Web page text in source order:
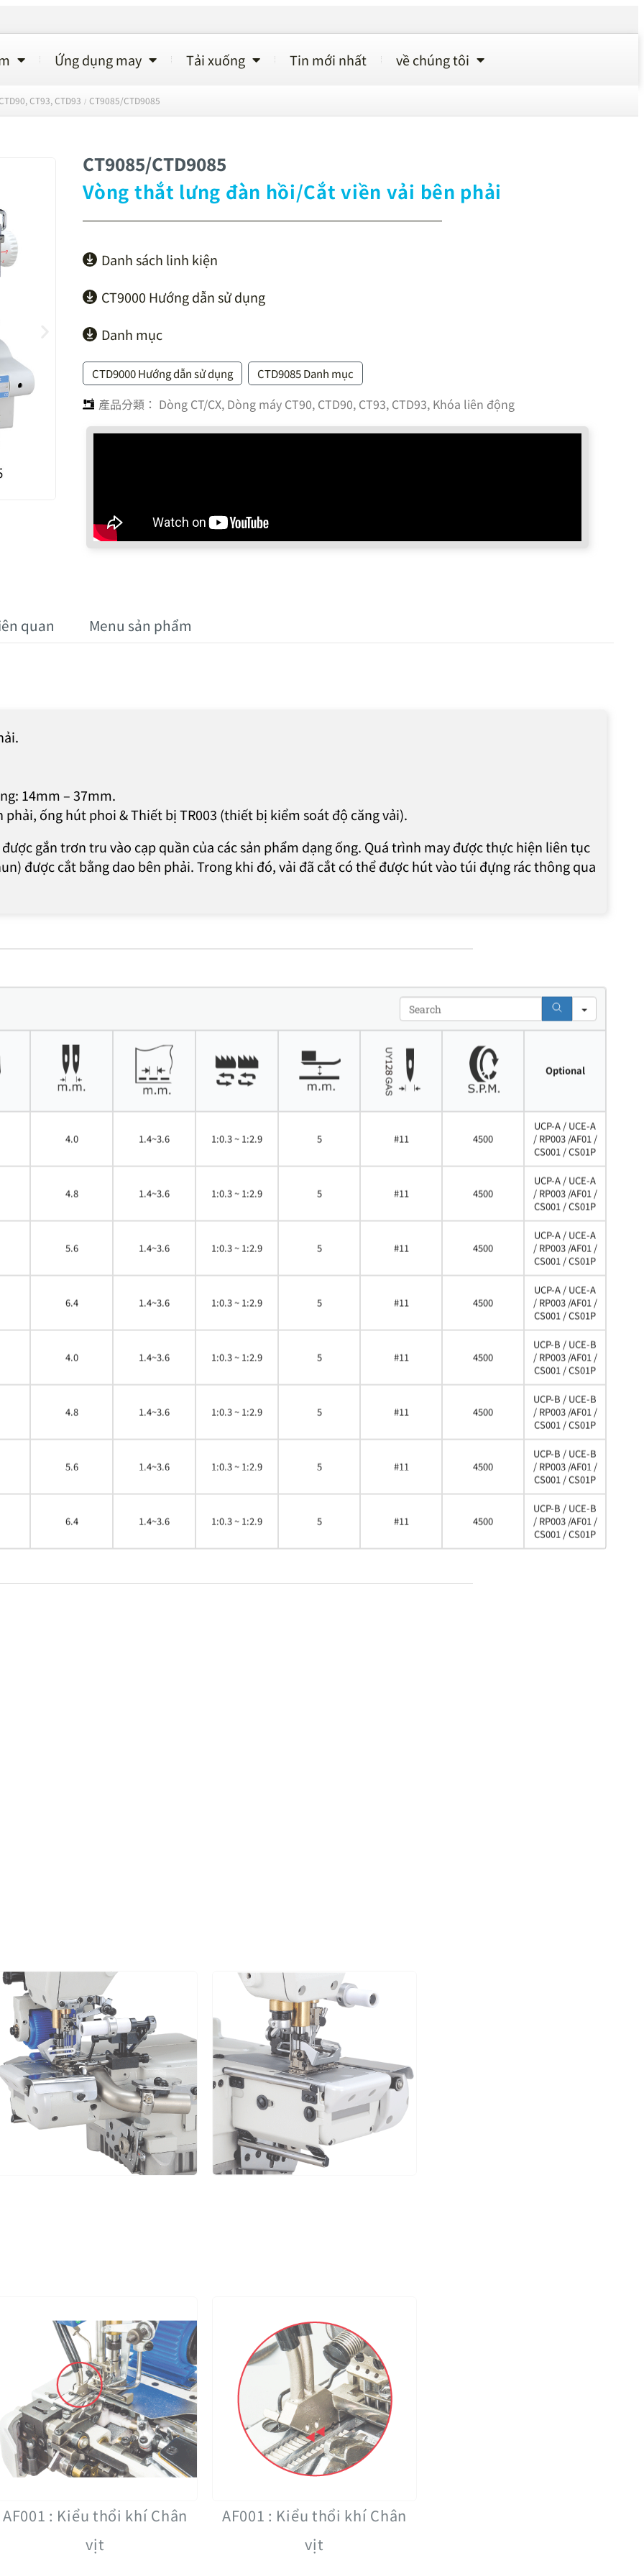
Ứng dụng may Tải xuống Tin mới nhất về chúng tôi
CT93, CTD93 / CT9085/CTD9085
CT9085/CTD9085
Vòng thắt lưng đàn hồi/Cắt viền vải bên phải
Danh sách linh kiện
CT9000 Hướng dẫn sử dụng
Danh mục
CTD9000 Hướng dẫn sử dụng CTD9085 Danh mục
產品分類： Dòng CT/CX, Dòng máy CT90, CTD90, CT93, CTD93, Khóa liên động
quan Menu sản phẩm
14mm – 37mm.
ống hút phoi & Thiết bị TR003 (thiết bị kiểm soát độ căng vải).
gắn trơn tru vào cạp quần của các sản phẩm dạng ống. Quá trình may được thực hiện liên tục
được cắt bằng dao bên phải. Trong khi đó, vải đã cắt có thể được hút vào túi đựng rác thông qua
Search
Optional
4.0 1.4~3.6 1:0.3 ~ 1:2.9 5 #11 4500
UCP-A / UCE-A
/ RP003 /AF01 /
CS001 / CS01P
4.8 1.4~3.6 1:0.3 ~ 1:2.9 5 #11 4500
UCP-A / UCE-A
/ RP003 /AF01 /
CS001 / CS01P
5.6 1.4~3.6 1:0.3 ~ 1:2.9 5 #11 4500
UCP-A / UCE-A
/ RP003 /AF01 /
CS001 / CS01P
6.4 1.4~3.6 1:0.3 ~ 1:2.9 5 #11 4500
UCP-A / UCE-A
/ RP003 /AF01 /
CS001 / CS01P
4.0 1.4~3.6 1:0.3 ~ 1:2.9 5 #11 4500
UCP-B / UCE-B
/ RP003 /AF01 /
CS001 / CS01P
4.8 1.4~3.6 1:0.3 ~ 1:2.9 5 #11 4500
UCP-B / UCE-B
/ RP003 /AF01 /
CS001 / CS01P
5.6 1.4~3.6 1:0.3 ~ 1:2.9 5 #11 4500
UCP-B / UCE-B
/ RP003 /AF01 /
CS001 / CS01P
6.4 1.4~3.6 1:0.3 ~ 1:2.9 5 #11 4500
UCP-B / UCE-B
/ RP003 /AF01 /
CS001 / CS01P
AF001 : Kiểu thổi khí Chân
vịt
AF001 : Kiểu thổi khí Chân
vịt